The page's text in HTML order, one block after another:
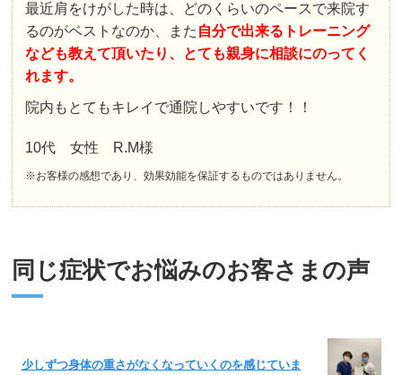
最近肩をけがした時は、どのくらいのペースで来院す
るのがベストなのか、また 自分で出来るトレーニング
なども教えて頂いたり、とても親身に相談にのってく
れます。
院内もとてもキレイで通院しやすいです！！
10代 女性 R.M様
※お客様の感想であり、効果効能を保証するものではありません。
同じ症状でお悩みのお客さまの声
少しずつ身体の重さがなくなっていくのを感じていま